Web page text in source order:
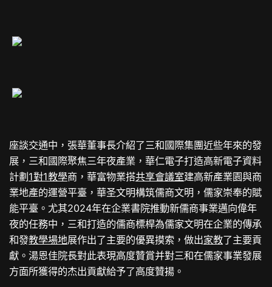
座談交通中，張華董事長介紹了三和國際集團近些年來的發
展，三和國際聚焦三年夜產業，華仁電子打造高新電子資料
計劃 1對1教學商，華富物業搭共享會議室建高新產業園與商
業地產的運營平臺，華圣文明構筑儒商文明，儒家崇奉的賦
能平臺。尤其2024年在企業書院推動新儒商事業邁向偉年
夜的任務中，三和打造的儒商標桿為儒家文明在企業的傳承
和發教學場地展作出了主要的優異摸索，做出家教了主要貢
獻。湯恩佳院長對此表現高度贊賞并對三和在儒家事業發展
方面所獲得的杰出貢獻給予了高度贊揚。